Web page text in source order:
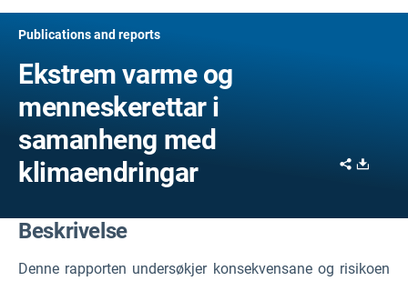
Publications and reports
Ekstrem varme og
menneskerettar i
samanheng med
klimaendringar
Share
Beskrivelse
Denne rapporten undersøkjer konsekvensane og risikoen